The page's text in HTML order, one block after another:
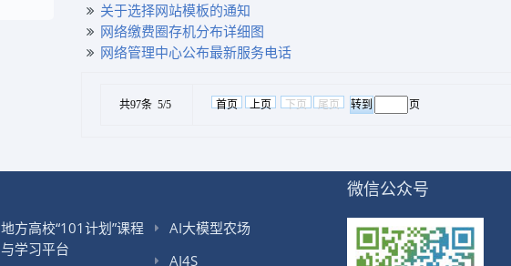
关于选择网站模板的通知
网络缴费圈存机分布详细图
网络管理中心公布最新服务电话
共97条 5/5 首页 上页 下页 尾页 页
地方高校“101计划”课程
与学习平台
AI大模型农场
AI4S
微信公众号